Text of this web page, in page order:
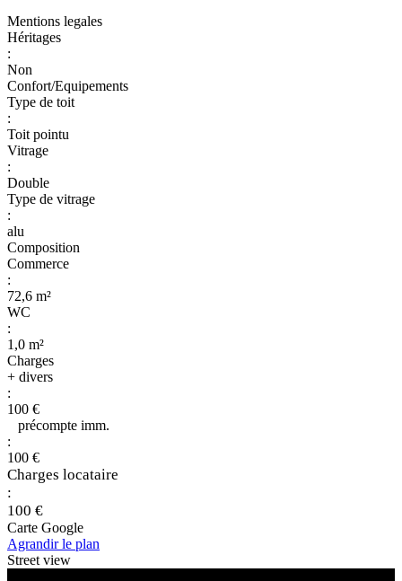
Mentions legales
Héritages
:
Non
Confort/Equipements
Type de toit
:
Toit pointu
Vitrage
:
Double
Type de vitrage
:
alu
Composition
Commerce
:
72,6 m²
WC
:
1,0 m²
Charges
+ divers
:
100 €
précompte imm.
:
100 €
Charges locataire
:
100 €
Carte Google
Agrandir le plan
Street view